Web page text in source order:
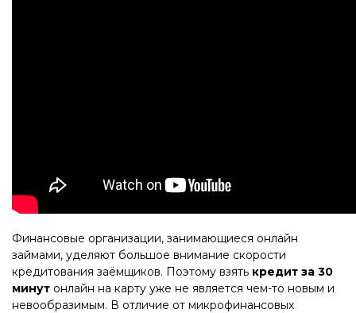
Финансовые организации, занимающиеся онлайн
займами, уделяют большое внимание скорости
кредитования заёмщиков. Поэтому взять кредит за 30
минут онлайн на карту уже не является чем-то новым и
невообразимым. В отличие от микрофинансовых